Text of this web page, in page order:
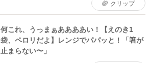
クリップ
何これ、うっまぁああああい！【えのき1
袋、ペロリだよ】レンジでパパッと！「箸が
止まらない〜」